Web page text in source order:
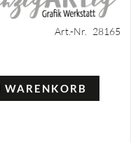
Art.-Nr. 28165
WARENKORB